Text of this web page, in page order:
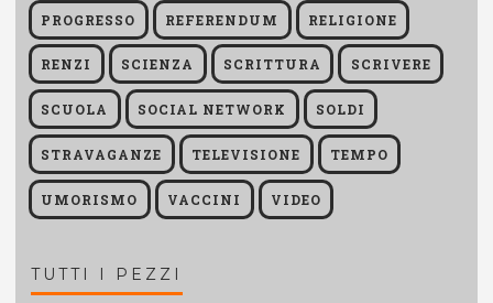
PROGRESSO REFERENDUM RELIGIONE
RENZI SCIENZA SCRITTURA SCRIVERE
SCUOLA SOCIAL NETWORK SOLDI
STRAVAGANZE TELEVISIONE TEMPO
UMORISMO VACCINI VIDEO
TUTTI I PEZZI